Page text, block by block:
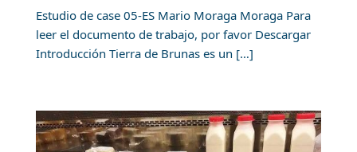
Estudio de case 05-ES Mario Moraga Moraga Para
leer el documento de trabajo, por favor Descargar
Introducción Tierra de Brunas es un […]